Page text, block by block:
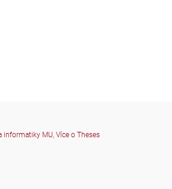
informatiky MU, Více o Theses